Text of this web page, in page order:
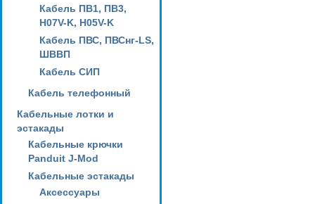
Кабель ПВ1, ПВ3,
H07V-K, H05V-K
Кабель ПВС, ПВСнг-LS,
ШВВП
Кабель СИП
Кабель телефонный
Кабельные лотки и
эстакады
Кабельные крючки
Panduit J-Mod
Кабельные эстакады
Аксессуары